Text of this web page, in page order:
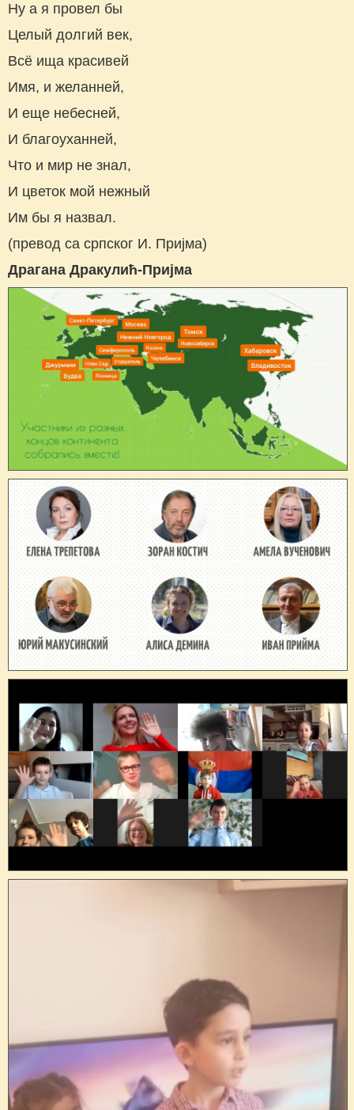
Ну а я провел бы
Целый долгий век,
Всё ища красивей
Имя, и желанней,
И еще небесней,
И благоуханней,
Что и мир не знал,
И цветок мой нежный
Им бы я назвал.
(превод са српског И. Пријма)
Драгана Дракулић-Пријма